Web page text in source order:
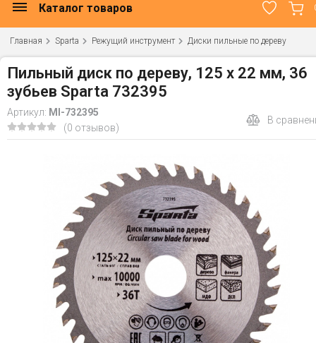
Каталог товаров
Главная Sparta Режущий инструмент Диски пильные по дереву
Пильный диск по дереву, 125 х 22 мм, 36
зубьев Sparta 732395
Артикул: MI-732395
(0 отзывов)
В